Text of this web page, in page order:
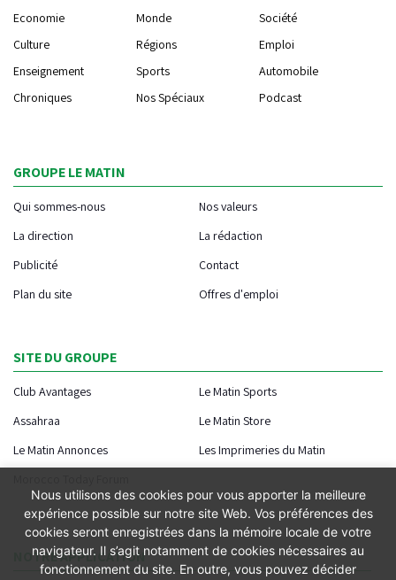
Economie
Monde
Société
Culture
Régions
Emploi
Enseignement
Sports
Automobile
Chroniques
Nos Spéciaux Podcast
GROUPE LE MATIN
Qui sommes-nous
Nos valeurs
La direction
La rédaction
Publicité
Contact
Plan du site
Offres d'emploi
SITE DU GROUPE
Club Avantages
Le Matin Sports
Assahraa
Le Matin Store
Le Matin Annonces
Les Imprimeries du Matin
NOTRE APPLICATION
Nous utilisons des cookies pour vous apporter la meilleure
expérience possible sur notre site Web. Vos préférences des
cookies seront enregistrées dans la mémoire locale de votre
navigateur. Il s’agit notamment de cookies nécessaires au
fonctionnement du site. En outre, vous pouvez décider